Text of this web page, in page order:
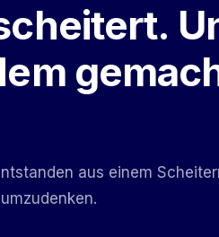
aus einem